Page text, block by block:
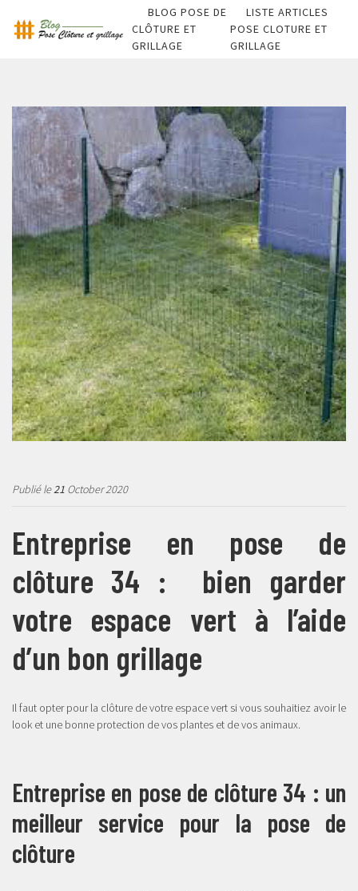
BLOG POSE DE
CLÔTURE ET
GRILLAGE
LISTE ARTICLES
POSE CLOTURE ET
GRILLAGE
Publié le21 October 2020
Entreprise en pose de
clôture 34 : bien garder
votre espace vert à l’aide
d’un bon grillage
Il faut opter pour la clôture de votre espace vert si vous souhaitiez avoir le
look et une bonne protection de vos plantes et de vos animaux.
Entreprise en pose de clôture 34 : un
meilleur service pour la pose de
clôture